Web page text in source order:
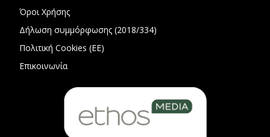
Όροι Χρήσης
Δήλωση συμμόρφωσης (2018/334)
Πολιτική Cookies (ΕΕ)
Επικοινωνία